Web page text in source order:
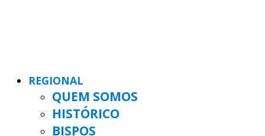
REGIONAL
QUEM SOMOS
HISTÓRICO
BISPOS